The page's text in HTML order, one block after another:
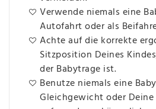
Verwende niemals eine
Autofahrt oder als
Achte auf die korrekte
Sitzposition Deines
der Babytrage ist.
Benutze niemals eine
Gleichgewicht oder